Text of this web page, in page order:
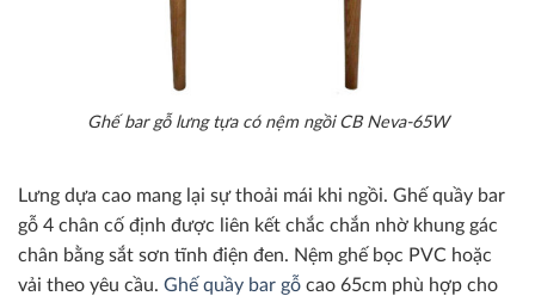
Ghế bar gỗ lưng tựa có nệm ngồi CB Neva-65W
Lưng dựa cao mang lại sự thoải mái khi ngồi. Ghế quầy bar
gỗ 4 chân cố định được liên kết chắc chắn nhờ khung gác
chân bằng sắt sơn tĩnh điện đen. Nệm ghế bọc PVC hoặc
vải theo yêu cầu. Ghế quầy bar gỗ cao 65cm phù hợp cho